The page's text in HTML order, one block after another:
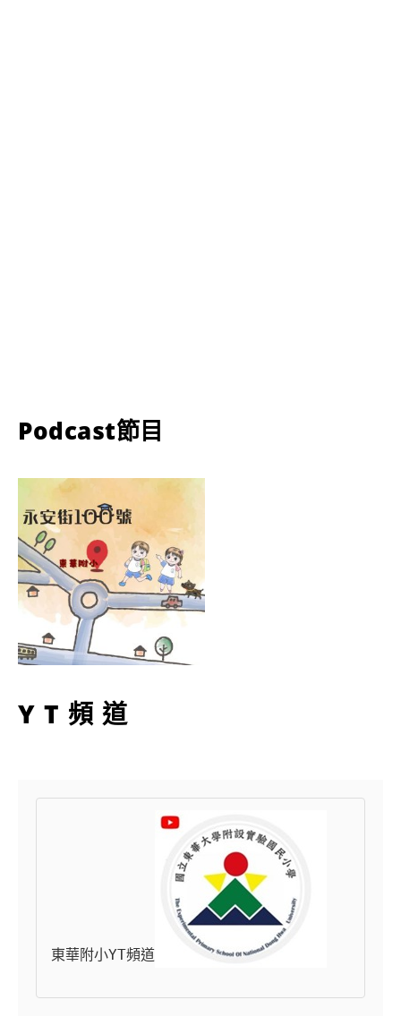
Podcast節目
YT頻道
東華附小YT頻道